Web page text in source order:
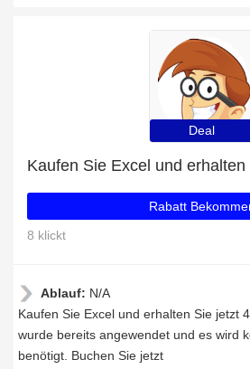
Deal
Rabatt
8 klickt
Ablauf: N/A
Kaufen Sie Excel und erhalten Sie jetzt
wurde bereits angewendet und es wird
benötigt. Buchen Sie jetzt